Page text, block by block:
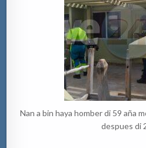
Nan a bin haya homber di 59 aña
despues di